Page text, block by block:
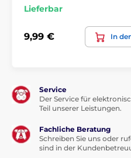
Lieferbar
9,99 € In
Service
Der Service für
Teil unserer Leistungen.
Fachliche Beratung
Schreiben Sie uns oder
sind in der